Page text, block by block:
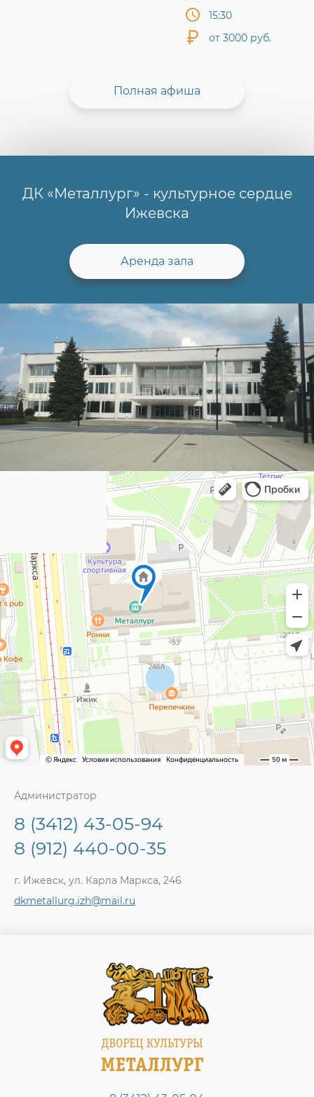
15:30
от 3000 руб.
Полная афиша
ДК «Металлург» - культурное сердце
Ижевска
Аренда зала
Администратор
8 (3412) 43-05-94
8 (912) 440-00-35
г. Ижевск, ул. Карла Маркса, 246
dkmetallurg.izh@mail.ru